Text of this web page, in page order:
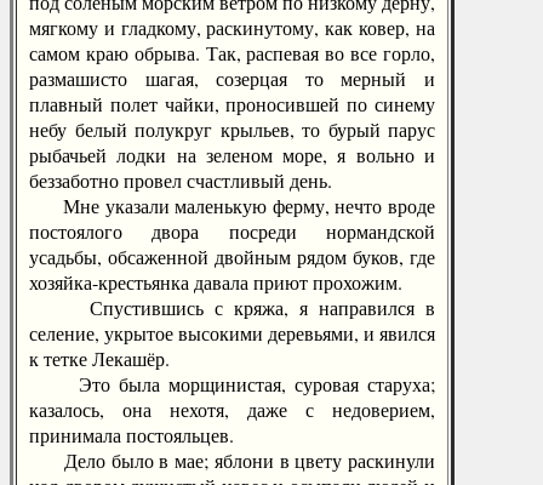
мягкому и гладкому, раскинутому, как ковер, на
самом краю обрыва. Так, распевая во все горло,
размашисто шагая, созерцая то мерный и
плавный полет чайки, проносившей по синему
небу белый полукруг крыльев, то бурый парус
рыбачьей лодки на зеленом море, я вольно и
беззаботно провел счастливый день.
Мне указали маленькую ферму, нечто вроде
постоялого двора посреди нормандской
усадьбы, обсаженной двойным рядом буков, где
хозяйка-крестьянка давала приют прохожим.
Спустившись с кряжа, я направился в
селение, укрытое высокими деревьями, и явился
к тетке Лекашёр.
Это была морщинистая, суровая старуха;
казалось, она нехотя, даже с недоверием,
принимала постояльцев.
Дело было в мае; яблони в цвету раскинули